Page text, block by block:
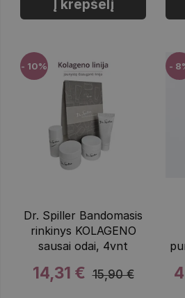
Į krepšelį
Dr. Spiller Bandomasis
rinkinys KOLAGENO
sausai odai, 4vnt
14,31 € 15,90 €
- 10% -